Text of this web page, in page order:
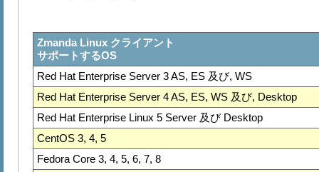
Zmanda Linux クライアント
サポートするOS
Red Hat Enterprise Server 3 AS, ES 及び, WS
Red Hat Enterprise Server 4 AS, ES, WS 及び, Desktop
Red Hat Enterprise Linux 5 Server 及び Desktop
CentOS 3, 4, 5
Fedora Core 3, 4, 5, 6, 7, 8